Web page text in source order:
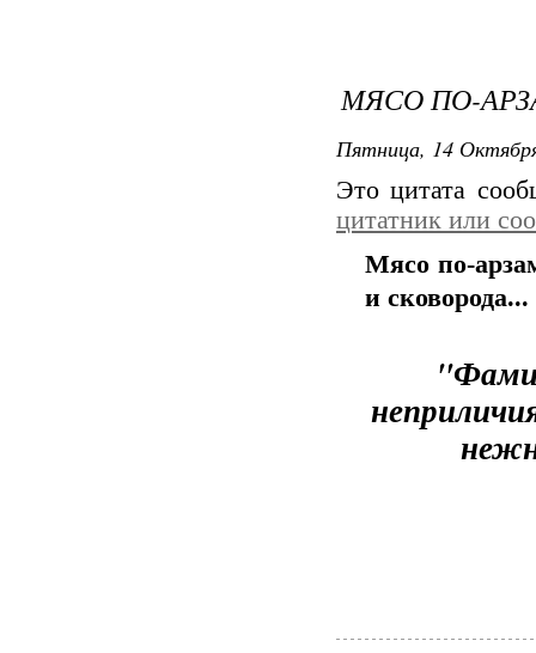
МЯСО ПО-
Пятница, 14
Это цитата
цитатник или
Мясо по-
и сковорода...